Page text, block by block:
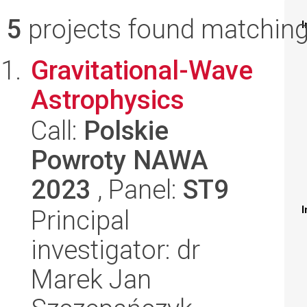
5 projects found
Gravitational-Wave
Astrophysics
Call: Polskie
Powroty NAWA
2023 , Panel: ST9
Principal
investigator: dr
Marek Jan